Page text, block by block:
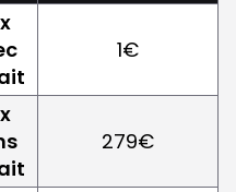
1€
279€